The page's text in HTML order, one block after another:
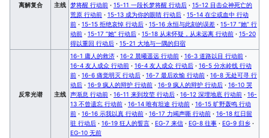
离解复合 主线
梦将醒 行动前 · 15-11 一段长梦将醒 行动后 · 15-12 目击众神死亡的
荒原 行动前 · 15-13 成为你的眼睛 行动后 · 15-14 在尘或血中 行动
前 · 15-15 拒绝哀悼 行动后 · 15-16 永恒与此刻的误差 · 15-17 “她” 行
动前 · 15-17 “她” 行动后 · 15-18 从未怀疑，从未远离 行动前 · 15-20
得以重回 行动后 · 15-21 大地与一隅的归宿
反常光谱 主线
16-1 庸人的救济 · 16-2 晨曦遥远 行动前 · 16-3 道路以目 行动前 ·
16-4 友人成众 行动前 · 16-4 友人成众 行动后 · 16-5 分水岭线 行动
前 · 16-6 痛觉明灭 行动后 · 16-7 最后欢愉 行动前 · 16-8 无处可寻 行
动后 · 16-9 疯人的辩护 行动前 · 16-9 疯人的辩护 行动后 · 16-10 哭
声渐息 行动前 · 16-11 来到坟茔 行动后 · 16-12 深埋地底 行动前 · 16-
13 不曾遗忘 行动前 · 16-14 唯有坦途 行动前 · 16-15 旷野轰鸣 行动
前 · 16-16 示我以真 行动前 · 16-17 力竭声嘶 行动前 · 16-18 红日留
驻 行动后 · 16-19 狂人的誓言 · EG-7 来信 · EG-8 往事 · EG-9 归乡 ·
EG-10 无前